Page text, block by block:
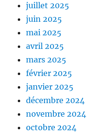
juillet 2025
juin 2025
mai 2025
avril 2025
mars 2025
février 2025
janvier 2025
décembre 2024
novembre 2024
octobre 2024